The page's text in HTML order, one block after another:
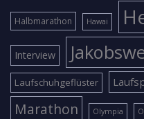
Halbmarathon Hawai
Interview
Laufschuhgeflüster
Marathon Olympia